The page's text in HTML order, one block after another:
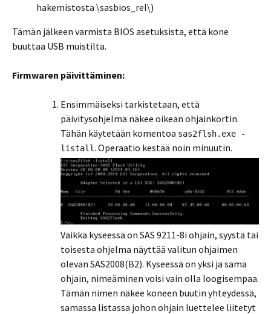
hakemistosta \sasbios_rel\)
Tämän jälkeen varmista BIOS asetuksista, että kone
buuttaa USB muistilta.
Firmwaren päivittäminen:
Ensimmäiseksi tarkistetaan, että
päivitysohjelma näkee oikean ohjainkortin.
Tähän käytetään komentoa sas2flsh.exe -
listall. Operaatio kestää noin minuutin.
Vaikka kyseessä on SAS 9211-8i ohjain, syystä tai
toisesta ohjelma näyttää valitun ohjaimen
olevan SAS2008(B2). Kyseessä on yksi ja sama
ohjain, nimeäminen voisi vain olla loogisempaa.
Tämän nimen näkee koneen buutin yhteydessä,
samassa listassa johon ohjain luettelee liitetyt